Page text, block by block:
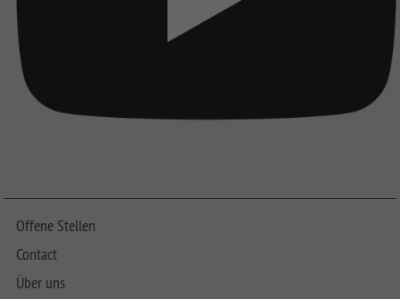
Offene Stellen
Contact
Über uns